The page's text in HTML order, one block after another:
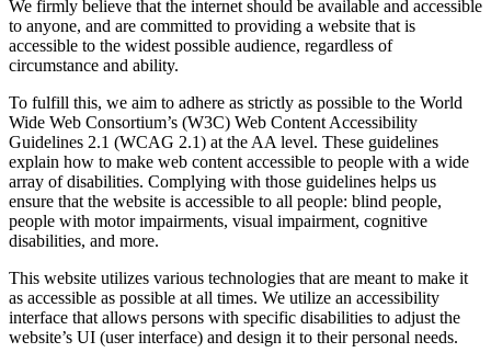
We firmly believe that the internet should be available and accessible
to anyone, and are committed to providing a website that is
accessible to the widest possible audience, regardless of
circumstance and ability.
To fulfill this, we aim to adhere as strictly as possible to the World
Wide Web Consortium’s (W3C) Web Content Accessibility
Guidelines 2.1 (WCAG 2.1) at the AA level. These guidelines
explain how to make web content accessible to people with a wide
array of disabilities. Complying with those guidelines helps us
ensure that the website is accessible to all people: blind people,
people with motor impairments, visual impairment, cognitive
disabilities, and more.
This website utilizes various technologies that are meant to make it
as accessible as possible at all times. We utilize an accessibility
interface that allows persons with specific disabilities to adjust the
website’s UI (user interface) and design it to their personal needs.